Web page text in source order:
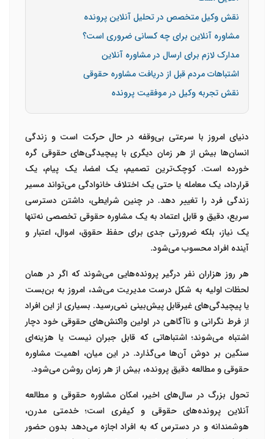
نقش وکیل متخصص در تحلیل آنلاین پرونده
مشاوره آنلاین برای چه کسانی ضروری است؟
مدارک لازم برای ارسال در مشاوره آنلاین
اشتباهات مردم قبل از دریافت مشاوره حقوقی
نقش تجربه وکیل در موفقیت پرونده
دنیای امروز با سرعتی بی‌وقفه در حال حرکت است و زندگی
انسان‌ها بیش از هر زمان دیگری با پیچیدگی‌های حقوقی گره
خورده است. کوچک‌ترین تصمیم، یک امضا، یک پیام، یک
قرارداد، یک معامله یا حتی یک اختلاف خانوادگی می‌تواند مسیر
زندگی فرد را تغییر دهد. در چنین شرایطی، داشتن دسترسی
سریع، دقیق و قابل اعتماد به یک مشاوره حقوقی تخصصینه‌تنها
یک نیاز، بلکه ضرورتی جدی برای حفظ حقوق، اموال، اعتبار و
آینده افراد محسوب می‌شود.
هر روز هزاران نفر درگیر پرونده‌هایی می‌شوند که اگر در همان
لحظات اولیه به شکل درست مدیریت می‌شد، امروز به بن‌بست
یا پیچیدگی‌های غیرقابل پیش‌بینی نمی‌رسید. بسیاری از این افراد
از فرط نگرانی و ناآگاهی در اولین واکنش‌های حقوقی خود دچار
اشتباه می‌شوند؛ اشتباهاتی که قابل جبران نیست یا هزینه‌ای
سنگین بر دوش آن‌ها می‌گذارد. در این میان، اهمیت مشاوره
حقوقی و مطالعه دقیق پرونده، بیش از هر زمان روشن می‌شود.
تحول بزرگ در سال‌های اخیر، امکانمشاوره حقوقی و مطالعه
آنلاین پرونده‌های حقوقی و کیفریاست؛ خدمتی مدرن،
هوشمندانه و در دسترس که به افراد اجازه می‌دهد بدون حضور